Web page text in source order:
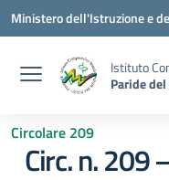
Vai ai contenuti
Vai al menu di navigazione
Vai al footer
Ministero dell'Istruzione e
Istituto
Paride del
Circolare 209
Circ. n. 209